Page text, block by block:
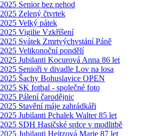
2025 Senior bez nehod
2025 Zelený čtvrtek
2025 Velký pátek
2025 Vigilie Vzkříšení
2025 Svátek Zmrtvýchvstání Páně
2025 Velikonoční pondělí
2025 Jubilanti Kocurová Anna 86 let
2025 Senioři v divadle Lov na losa
2025 Šachy Bohuslavice OPEN
2025 SK fotbal - společné foto
2025 Pálení čarodějnic
2025 Stavění máje zahrádkáři
2025 Jubilanti Pchalek Walter 85 let
2025 SDH Hasičské srdce v modlitbě
2025 Jubilanti Heitzová Marie 87 let